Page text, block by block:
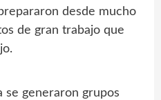
desde mucho
de gran trabajo que
se generaron grupos